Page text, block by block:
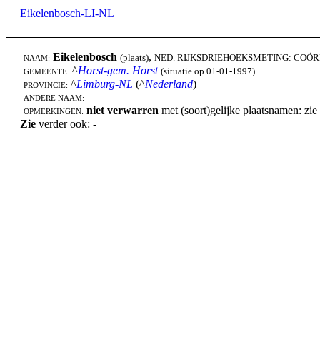
Eikelenbosch-LI-NL
NAAM: Eikelenbosch (plaats), NED. RIJKSDRIEHOEKSMETING:
GEMEENTE: ^Horst-gem. Horst (situatie op 01-01-1997)
PROVINCIE: ^Limburg-NL (^Nederland)
ANDERE NAAM:
OPMERKINGEN: niet verwarren met (soort)gelijke plaatsnamen:
Zie verder ook: -